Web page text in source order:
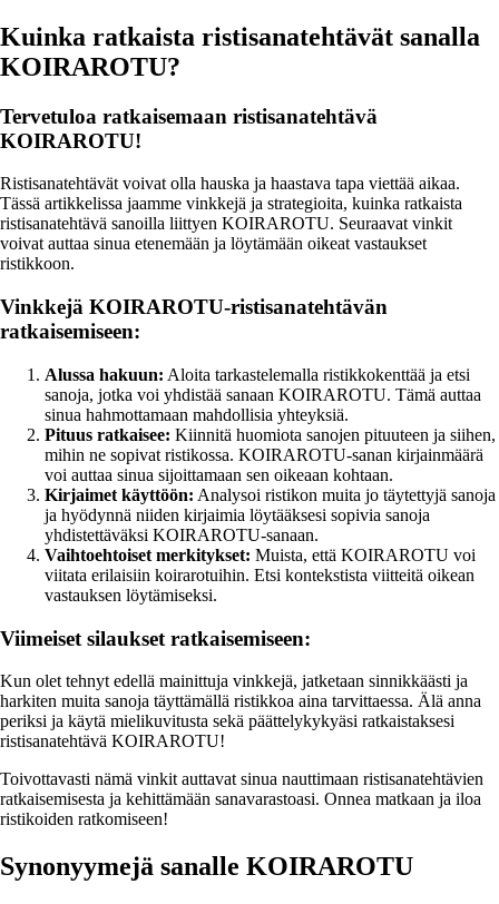
Kuinka ratkaista ristisanatehtävät sanalla
KOIRAROTU?
Tervetuloa ratkaisemaan ristisanatehtävä
KOIRAROTU!
Ristisanatehtävät voivat olla hauska ja haastava tapa viettää aikaa.
Tässä artikkelissa jaamme vinkkejä ja strategioita, kuinka ratkaista
ristisanatehtävä sanoilla liittyen KOIRAROTU. Seuraavat vinkit
voivat auttaa sinua etenemään ja löytämään oikeat vastaukset
ristikkoon.
Vinkkejä KOIRAROTU-ristisanatehtävän
ratkaisemiseen:
Alussa hakuun: Aloita tarkastelemalla ristikkokenttää ja etsi
sanoja, jotka voi yhdistää sanaan KOIRAROTU. Tämä auttaa
sinua hahmottamaan mahdollisia yhteyksiä.
Pituus ratkaisee: Kiinnitä huomiota sanojen pituuteen ja siihen,
mihin ne sopivat ristikossa. KOIRAROTU-sanan kirjainmäärä
voi auttaa sinua sijoittamaan sen oikeaan kohtaan.
Kirjaimet käyttöön: Analysoi ristikon muita jo täytettyjä sanoja
ja hyödynnä niiden kirjaimia löytääksesi sopivia sanoja
yhdistettäväksi KOIRAROTU-sanaan.
Vaihtoehtoiset merkitykset: Muista, että KOIRAROTU voi
viitata erilaisiin koirarotuihin. Etsi kontekstista viitteitä oikean
vastauksen löytämiseksi.
Viimeiset silaukset ratkaisemiseen:
Kun olet tehnyt edellä mainittuja vinkkejä, jatketaan sinnikkäästi ja
harkiten muita sanoja täyttämällä ristikkoa aina tarvittaessa. Älä anna
periksi ja käytä mielikuvitusta sekä päättelykykyäsi ratkaistaksesi
ristisanatehtävä KOIRAROTU!
Toivottavasti nämä vinkit auttavat sinua nauttimaan ristisanatehtävien
ratkaisemisesta ja kehittämään sanavarastoasi. Onnea matkaan ja iloa
ristikoiden ratkomiseen!
Synonyymejä sanalle KOIRAROTU